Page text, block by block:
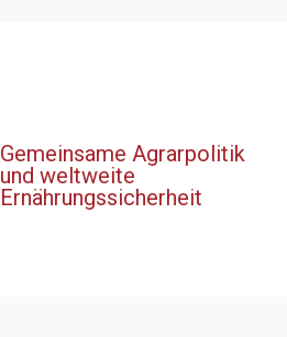
Gemeinsame Agrarpolitik
und weltweite
Ernährungssicherheit